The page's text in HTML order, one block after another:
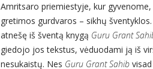
Amritsaro priemiestyje, kur
gretimos gurdvaros – sikhų
atnešę iš šventą knygą Guru Grant
giedojo jos tekstus, vėduodami ją iš
nesukaistų. Nes Guru Grant Sahib